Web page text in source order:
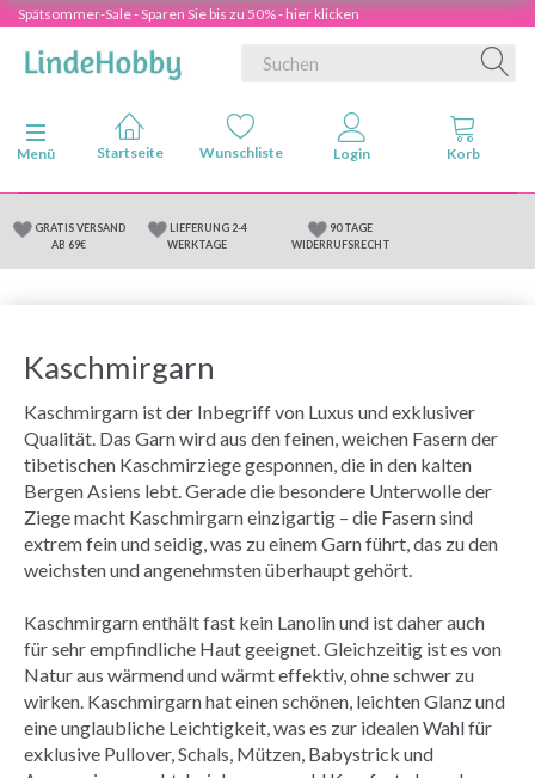
Spätsommer-Sale - Sparen Sie bis zu 50% - hier klicken
Anzeige ändern
Menü
GRATIS VERSAND
AB 69€
LIEFERUNG 2-4
WERKTAGE
90 TAGE
WIDERRUFSRECHT
Kaschmirgarn
Kaschmirgarn ist der Inbegriff von Luxus und exklusiver
Qualität. Das Garn wird aus den feinen, weichen Fasern der
tibetischen Kaschmirziege gesponnen, die in den kalten
Bergen Asiens lebt. Gerade die besondere Unterwolle der
Ziege macht Kaschmirgarn einzigartig – die Fasern sind
extrem fein und seidig, was zu einem Garn führt, das zu den
weichsten und angenehmsten überhaupt gehört.
Kaschmirgarn enthält fast kein Lanolin und ist daher auch
für sehr empfindliche Haut geeignet. Gleichzeitig ist es von
Natur aus wärmend und wärmt effektiv, ohne schwer zu
wirken. Kaschmirgarn hat einen schönen, leichten Glanz und
eine unglaubliche Leichtigkeit, was es zur idealen Wahl für
exklusive Pullover, Schals, Mützen, Babystrick und